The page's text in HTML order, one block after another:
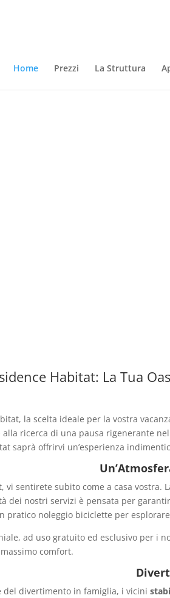
Home Prezzi La Struttura
Habitat: La Tua
la scelta ideale per la vostra
alla ricerca di una pausa rigenerante
saprà offrirvi un’esperienza
vi sentirete subito come a casa
dei nostri servizi è pensata per
pratico noleggio biciclette per
ad uso gratuito ed esclusivo per i
comfort.
del divertimento in famiglia, i vicini